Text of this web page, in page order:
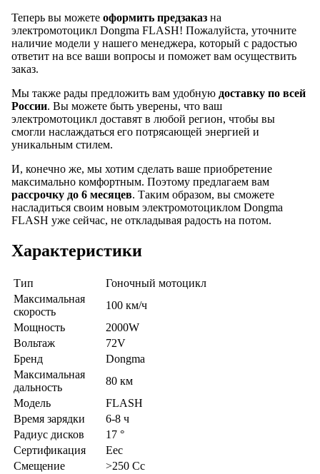
Теперь вы можете оформить предзаказ на
электромотоцикл Dongma FLASH! Пожалуйста, уточните
наличие модели у нашего менеджера, который с радостью
ответит на все ваши вопросы и поможет вам осуществить
заказ.
Мы также рады предложить вам удобную доставку по всей
России. Вы можете быть уверены, что ваш
электромотоцикл доставят в любой регион, чтобы вы
смогли наслаждаться его потрясающей энергией и
уникальным стилем.
И, конечно же, мы хотим сделать ваше приобретение
максимально комфортным. Поэтому предлагаем вам
рассрочку до 6 месяцев. Таким образом, вы сможете
насладиться своим новым электромотоциклом Dongma
FLASH уже сейчас, не откладывая радость на потом.
Характеристики
Тип
Гоночный мотоцикл
Максимальная
скорость
100 км/ч
Мощность
2000W
Вольтаж
72V
Бренд
Dongma
Максимальная
дальность
80 км
Модель
FLASH
Время зарядки
6-8 ч
Радиус дисков
17 °
Сертификация
Eec
Смещение
>250 Cc